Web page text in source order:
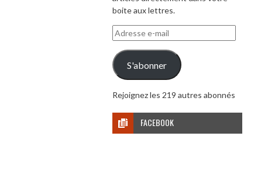
boite aux lettres.
Adresse
e-
mail
S'abonner
Rejoignez les 219 autres abonnés
FACEBOOK